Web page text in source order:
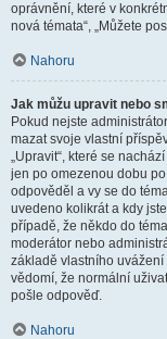
oprávnění, které v
nová témata“, „Můžete
Nahoru
Jak můžu upravit nebo
Pokud nejste
mazat svoje vlastní
„Upravit“, které se
jen po omezenou dobu
odpověděl a vy se do
uvedeno kolikrát a kdy
případě, že někdo do
moderátor nebo
základě vlastního
vědomí, že normální
pošle odpověď.
Nahoru